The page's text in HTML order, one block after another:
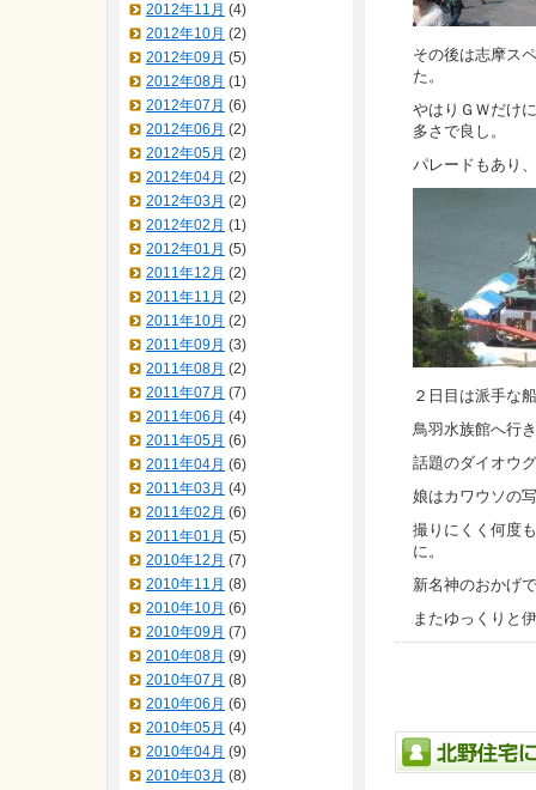
その後は志摩ス
た。
やはりＧＷだけ
多さで良し。
パレードもあり
２日目は派手な
鳥羽水族館へ行
話題のダイオウ
娘はカワウソの
撮りにくく何度
に。
新名神のおかげ
またゆっくりと
2012年11月 (4)
2012年10月 (2)
2012年09月 (5)
2012年08月 (1)
2012年07月 (6)
2012年06月 (2)
2012年05月 (2)
2012年04月 (2)
2012年03月 (2)
2012年02月 (1)
2012年01月 (5)
2011年12月 (2)
2011年11月 (2)
2011年10月 (2)
2011年09月 (3)
2011年08月 (2)
2011年07月 (7)
2011年06月 (4)
2011年05月 (6)
2011年04月 (6)
2011年03月 (4)
2011年02月 (6)
2011年01月 (5)
2010年12月 (7)
2010年11月 (8)
2010年10月 (6)
2010年09月 (7)
2010年08月 (9)
2010年07月 (8)
2010年06月 (6)
2010年05月 (4)
2010年04月 (9)
2010年03月 (8)